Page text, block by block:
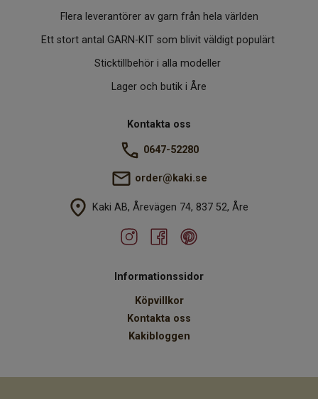
Flera leverantörer av garn från hela världen
Ett stort antal GARN-KIT som blivit väldigt populärt
Sticktillbehör i alla modeller
Lager och butik i Åre
Kontakta oss
0647-52280
order@kaki.se
Kaki AB, Årevägen 74, 837 52, Åre
Informationssidor
Köpvillkor
Kontakta oss
Kakibloggen